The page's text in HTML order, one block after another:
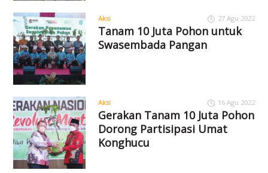
Aksi 27 Agu 2022
Tanam 10 Juta Pohon untuk
Swasembada Pangan
Aksi 16 Agu 2022
Gerakan Tanam 10 Juta Pohon
Dorong Partisipasi Umat
Konghucu